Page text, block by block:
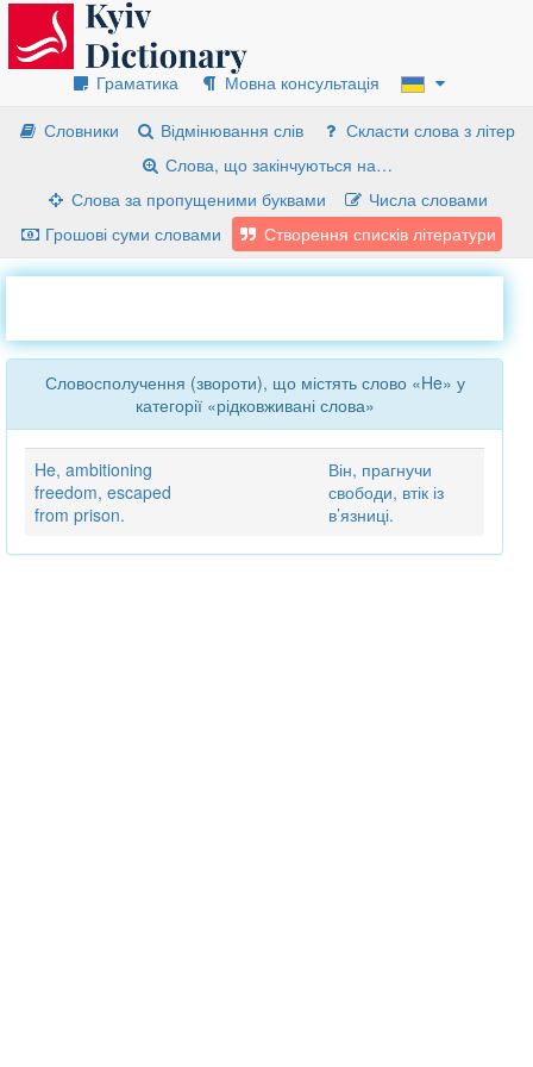
Граматика
Мовна консультація
Словники
Відмінювання слів
Скласти слова з літер
Слова, що закінчуються на…
Слова за пропущеними буквами
Числа словами
Грошові суми словами
Створення списків літератури
Словосполучення (звороти), що містять слово «He» у
категорії «рідковживані слова»
He, ambitioning
freedom, escaped
from prison.
Він, прагнучи
свободи, втік із
в’язниці.